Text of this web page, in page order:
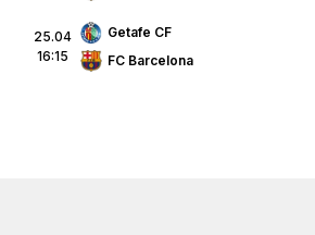
25.04
16:15
Getafe CF
FC Barcelona